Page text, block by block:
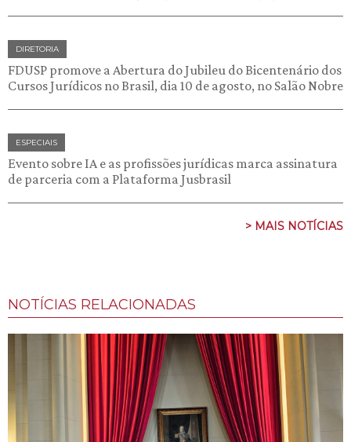
DIRETORIA
FDUSP promove a Abertura do Jubileu do Bicentenário dos
Cursos Jurídicos no Brasil, dia 10 de agosto, no Salão Nobre
ESPECIAIS
Evento sobre IA e as profissões jurídicas marca assinatura
de parceria com a Plataforma Jusbrasil
> MAIS NOTÍCIAS
NOTÍCIAS RELACIONADAS